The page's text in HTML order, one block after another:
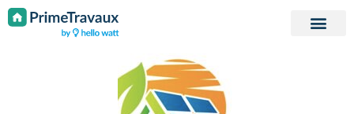
Passer au contenu